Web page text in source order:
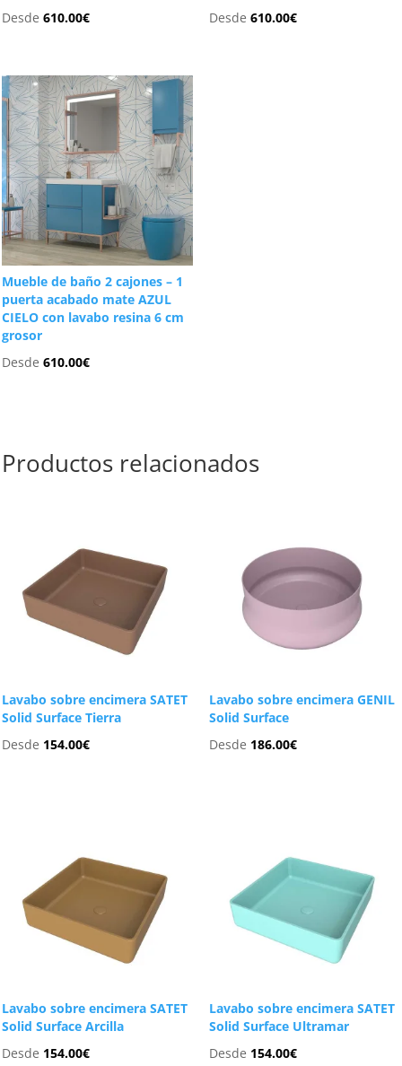
Desde610.00€
Desde 610.00€
Mueble de baño 2 cajones – 1
puerta acabado mate AZUL
CIELO con lavabo resina 6 cm
grosor
Desde610.00€
Productos relacionados
Lavabo sobre encimera SATET
Solid Surface Tierra
Desde 154.00€
Lavabo sobre encimera GENIL
Solid Surface
Desde 186.00€
Lavabo sobre encimera SATET
Solid Surface Arcilla
Desde 154.00€
Lavabo sobre encimera SATET
Solid Surface Ultramar
Desde 154.00€